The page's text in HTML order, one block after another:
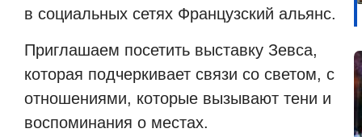
в социальных сетях Французский альянс.
Приглашаем посетить выставку Зевса,
которая подчеркивает связи со светом, с
отношениями, которые вызывают тени и
воспоминания о местах.